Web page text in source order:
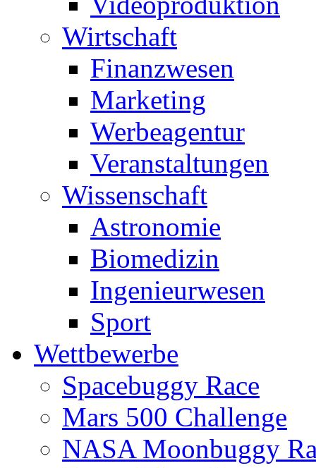
Wirtschaft
Finanzwesen
Marketing
Werbeagentur
Veranstaltungen
Wissenschaft
Astronomie
Biomedizin
Ingenieurwesen
Sport
Wettbewerbe
Spacebuggy Race
Mars 500 Challenge
NASA Moonbuggy